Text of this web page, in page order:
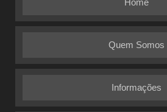
Home
Quem Somos
Informações